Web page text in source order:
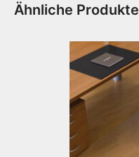
Ähnliche Produkte